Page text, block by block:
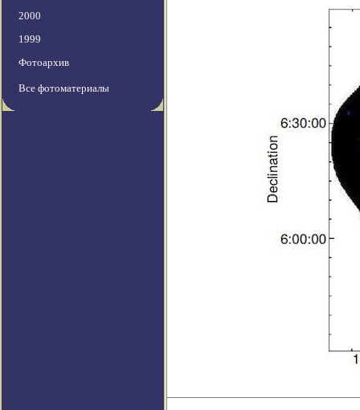
2000
1999
Фотоархив
Все фотоматериалы